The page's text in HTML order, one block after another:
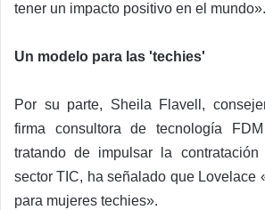
tener un impacto positivo en el mundo».
Un modelo para las 'techies'
Por su parte, Sheila Flavell,
firma consultora de tecnología
tratando de impulsar la
sector TIC, ha señalado que Lovelace
para mujeres techies».